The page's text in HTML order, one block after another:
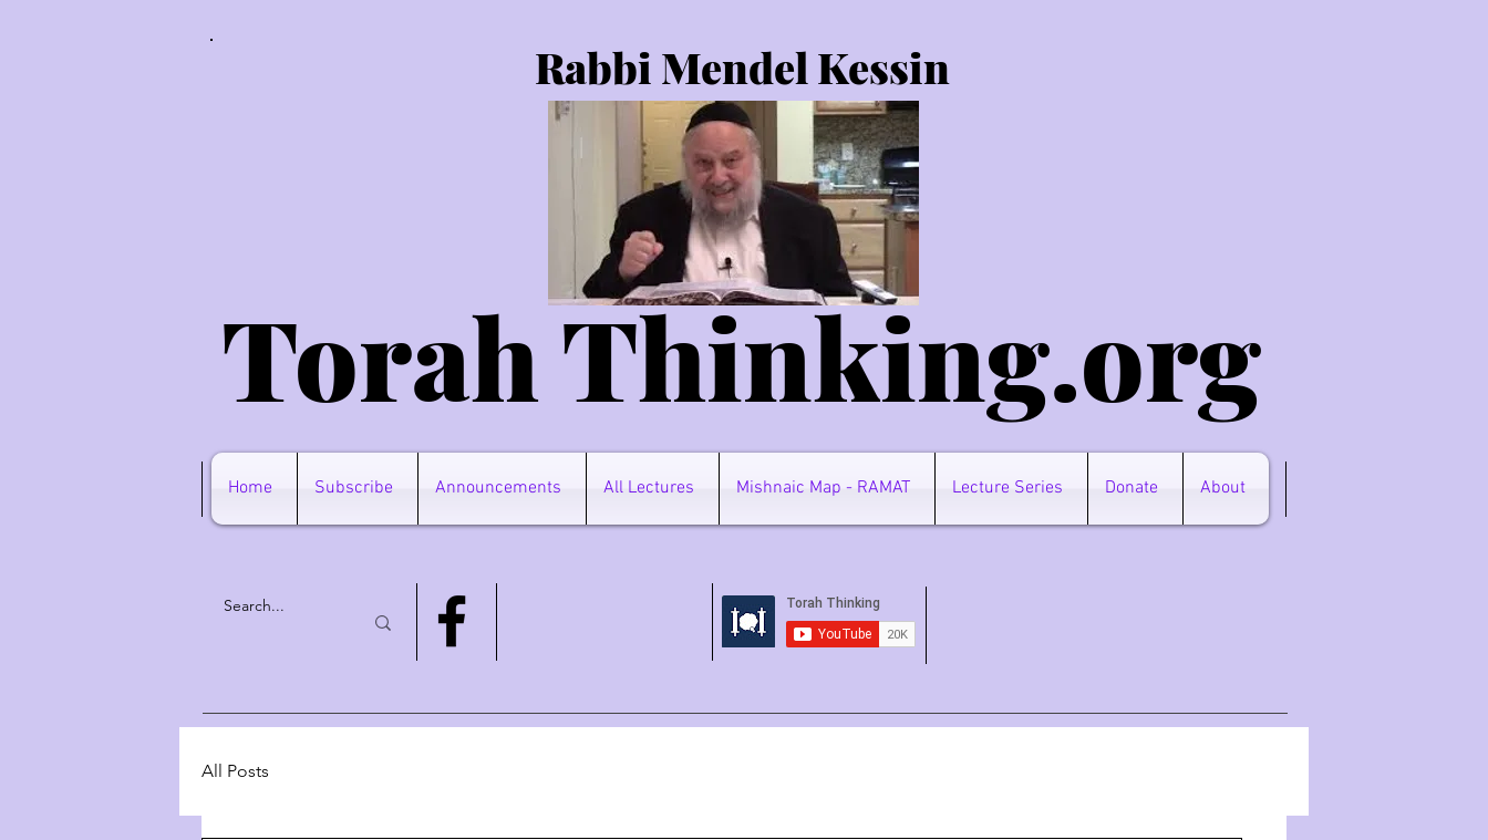
Rabbi Mendel Kessin
Torah Thinking.org
Home Subscribe Announcements All Lectures Mishnaic Map - RAMAT Lecture Series Donate About
All Posts